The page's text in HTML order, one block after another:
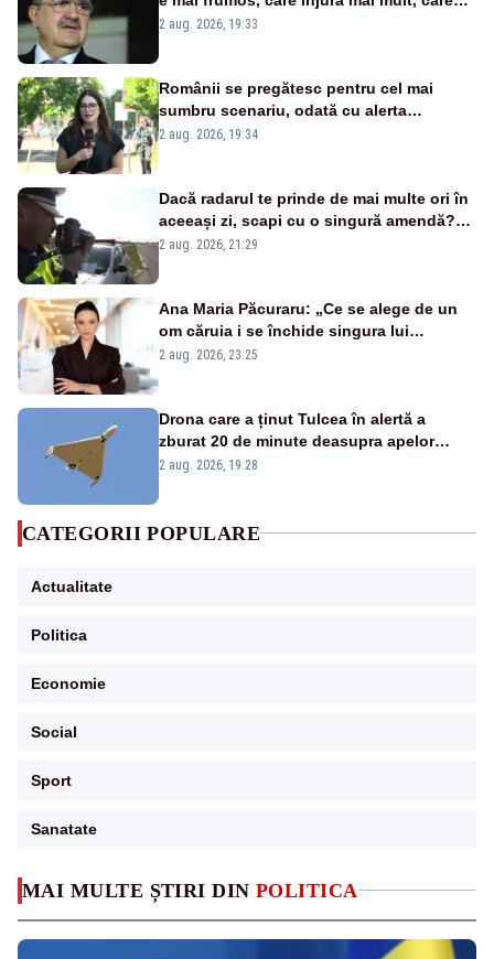
MAI MULTE ȘTIRI DIN POLITICA
țipă mai tare, ci pe proiecte”
2 aug. 2026, 19:33
Românii se pregătesc pentru cel mai
sumbru scenariu, odată cu alerta
energetică
2 aug. 2026, 19:34
Dacă radarul te prinde de mai multe ori în
aceeași zi, scapi cu o singură amendă?
Ce spune legea
2 aug. 2026, 21:29
Ana Maria Păcuraru: „Ce se alege de un
om căruia i se închide singura lui
portiță?”
2 aug. 2026, 23:25
Drona care a ținut Tulcea în alertă a
zburat 20 de minute deasupra apelor
României. Au fost ridicate două F-16
2 aug. 2026, 19:28
CATEGORII POPULARE
Actualitate
Politica
Economie
Social
Sport
Sanatate